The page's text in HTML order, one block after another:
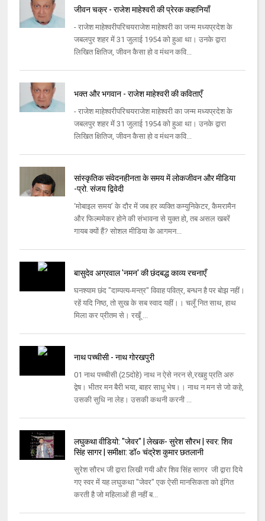
जीवन चक्र - राजेश माहेश्वरी की प्रेरक कहानियाँ
- राजेश माहेश्वरीपरिचयराजेश माहेश्वरी का जन्म मध्यप्रदेश के
जबलपुर शहर में 31 जुलाई 1954 को हुआ था। उनके द्वारा
लिखित क्षितिज, जीवन कैसा हो व मंथन कवि...
भक्त और भगवान - राजेश माहेश्वरी की कविताएँ
- राजेश माहेश्वरीपरिचयराजेश माहेश्वरी का जन्म मध्यप्रदेश के
जबलपुर शहर में 31 जुलाई 1954 को हुआ था। उनके द्वारा
लिखित क्षितिज, जीवन कैसा हो व मंथन कवि...
सांस्कृतिक संवेदनहीनता के समय में लोकजीवन और मीडिया
-प्रो. संजय द्विवेदी
‘मोबाइल समय’ के दौर में जब हर व्यक्ति कम्युनिकेटर, कैमरामैन
और फिल्ममेकर होने की संभावना से युक्त हो, तब असल खबरें
गायब क्यों हैं? सोशल मीडिया के आगमन...
बासुदेव अग्रवाल 'नमन' की छंदबद्ध काव्य रचनाएँ
घनश्याम छंद "दाम्पत्य-मन्त्र" विवाह पवित्र, बन्धन है पर बोझ नहीं।
रहें यदि निष्ठ, तो सुख के सब स्वाद यहीं।। चलूँ नित साथ, हाथ
मिला कर प्रीतम से। रखूँ ...
नाथ पच्चीसी - नाथ गोरखपुरी
01 नाथ पच्चीसी (25दोहे) नाथ न ऐसे नरन से,रखहु प्रति अरु
द्वेष। भीतर मन बैरी भया, बाहर साधू भेष।। नाथ न मन से जो कहे,
उसकी सुधि ना लेह। उसकी कथनी करनी ...
लघुकथा वीडियो: "जेवर" | लेखक- सुरेश सौरभ | स्वर: शिव
सिंह सागर | समीक्षा: डॉ० चंद्रेश कुमार छतलानी
सुरेश सौरभ जी द्वारा लिखी गयी और शिव सिंह सागर जी द्वारा दिये
गए स्वर में यह लघुकथा "जेवर" एक ऐसी मानसिकता को इंगित
करती है जो महिलाओं ही नहीं ब...